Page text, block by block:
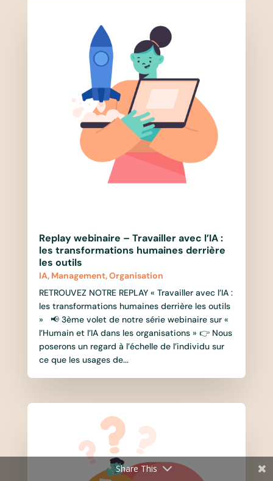
Replay webinaire – Travailler avec l’IA :
les transformations humaines derrière
les outils
IA, Management,Organisation
RETROUVEZ NOTRE REPLAY « Travailler avec l’IA :
les transformations humaines derrière les outils
» 📢 3ème volet de notre série webinaire sur «
l’Humain et l’IA dans les organisations » 👉 Nous
poserons un regard à l’échelle de l’individu sur
ce que les usages de...
Share This